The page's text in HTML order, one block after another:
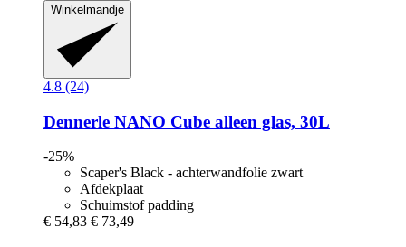
Winkelmandje
4.8 (24)
Dennerle NANO Cube alleen glas, 30L
-25%
Scaper's Black - achterwandfolie zwart
Afdekplaat
Schuimstof padding
€ 54,83 € 73,49